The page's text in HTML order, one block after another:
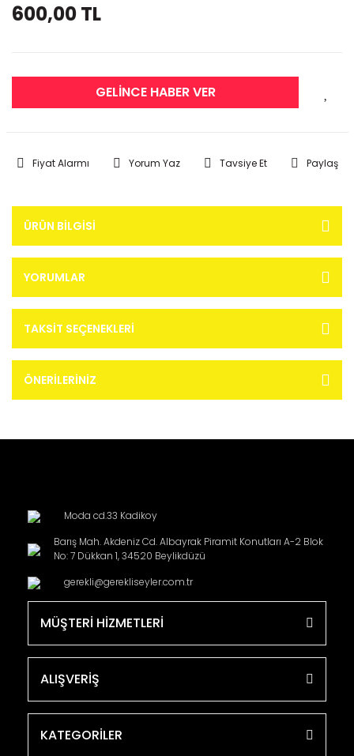
600,00 TL
GELİNCE HABER VER
Fiyat Alarmı Yorum Yaz Tavsiye Et Paylaş
ÜRÜN BILGISI
YORUMLAR
TAKSIT SEÇENEKLERI
ÖNERILERINIZ
Moda cd.33 Kadikoy
Barış Mah. Akdeniz Cd. Albayrak Piramit Konutları A-2 Blok
No: 7 Dükkan 1, 34520 Beylikdüzü
gerekli@gerekliseyler.com.tr
MÜŞTERİ HİZMETLERİ
ALIŞVERİŞ
KATEGORİLER